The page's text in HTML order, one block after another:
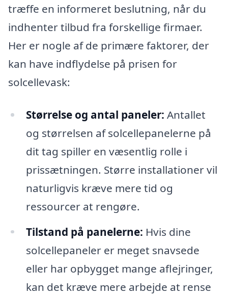
træffe en informeret beslutning, når du
indhenter tilbud fra forskellige firmaer.
Her er nogle af de primære faktorer, der
kan have indflydelse på prisen for
solcellevask:
Størrelse og antal paneler: Antallet
og størrelsen af solcellepanelerne på
dit tag spiller en væsentlig rolle i
prissætningen. Større installationer vil
naturligvis kræve mere tid og
ressourcer at rengøre.
Tilstand på panelerne: Hvis dine
solcellepaneler er meget snavsede
eller har opbygget mange aflejringer,
kan det kræve mere arbejde at rense